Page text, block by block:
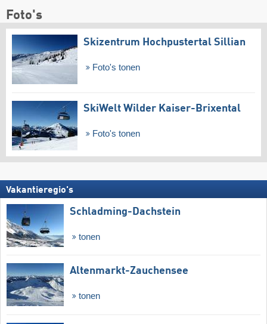
Foto's
Skizentrum Hochpustertal Sillian
Foto's tonen
SkiWelt Wilder Kaiser-Brixental
Foto's tonen
Vakantieregio's
Schladming-Dachstein
tonen
Altenmarkt-Zauchensee
tonen